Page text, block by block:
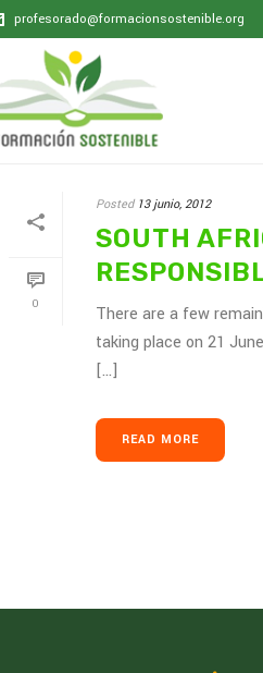
profesorado@formacionsostenible.org
0
Posted 13 junio, 2012
SOUTH
There are a few
taking place on 21
[...]
READ MORE